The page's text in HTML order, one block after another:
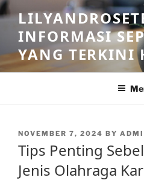
Skip
to
contentINFORMASI
YANG
POSTED
ON
NOVEMBER 7, 2024 BY
Tips Penting
Jenis Olahraga